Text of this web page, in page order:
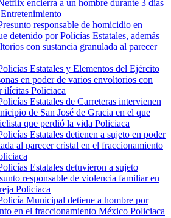
encierra a un hombre durante 3 días
Entretenimiento
responsable de homicidio en
detenido por Policías Estatales, además
con sustancia granulada al parecer
Estatales y Elementos del Ejército
en poder de varios envoltorios con
ilícitas Policiaca
Estatales de Carreteras intervienen
de San José de Gracia en el que
que perdió la vida Policiaca
Estatales detienen a sujeto en poder
al parecer cristal en el fraccionamiento
Estatales detuvieron a sujeto
responsable de violencia familiar en
Policiaca
Municipal detiene a hombre por
en el fraccionamiento México Policiaca